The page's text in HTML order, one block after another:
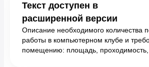
Текст доступен в
расширенной версии
Описание необходимого количества
работы в компьютерном клубе и
помещению: площадь,